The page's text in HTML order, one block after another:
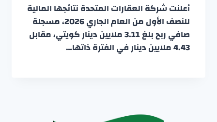
أعلنت شركة العقارات المتحدة نتائجها المالية
للنصف الأول من العام الجاري 2026، مسجلة
صافي ربح بلغ 3.11 ملايين دينار كويتي، مقابل
4.43 ملايين دينار في الفترة ذاتها…